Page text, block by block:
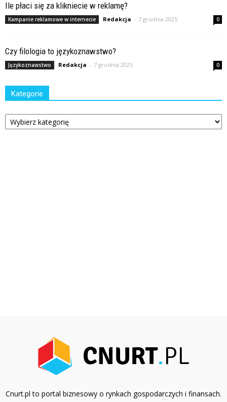
Ile płaci się za klikniecie w reklamę?
Kampanie reklamowe w internecie Redakcja - 7 grudnia 2025 0
Czy filologia to językoznawstwo?
Językoznawstwo Redakcja - 7 grudnia 2025 0
Kategorie
Kategorie
Cnurt.pl to portal biznesowy o rynkach gospodarczych i finansach.